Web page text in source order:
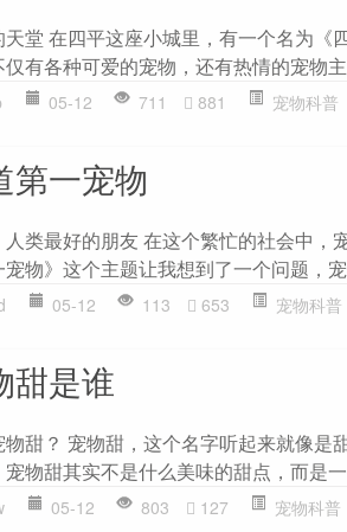
天堂 在四平这座小城里，有一个名为《
有各种可爱的宠物，还有热情的宠物
05-12 711 881 宠物科普
第一宠物
人类最好的朋友 在这个繁忙的社会中，
物》这个主题让我想到了一个问题，
05-12 113 653 宠物科普
甜是谁
甜？ 宠物甜，这个名字听起来就像是
物甜其实不是什么美味的甜点，而是
05-12 803 127 宠物科普